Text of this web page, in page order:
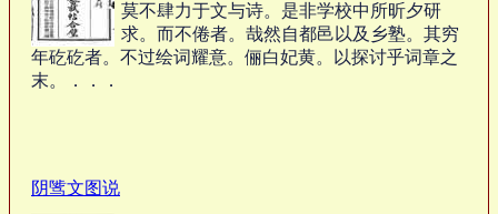
莫不肆力于文与诗。是非学校中所昕夕研
求。而不倦者。哉然自都邑以及乡塾。其穷
年矻矻者。不过绘词耀意。俪白妃黄。以探讨乎词章之
末。．．．
阴骘文图说